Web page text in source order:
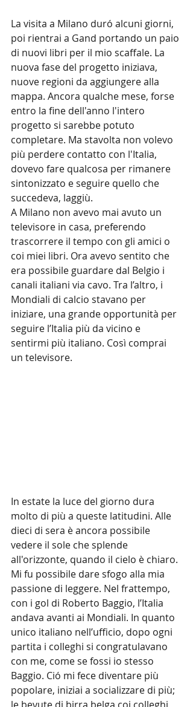
La visita a Milano duró alcuni giorni,
poi rientrai a Gand portando un paio
di nuovi libri per il mio scaffale. La
nuova fase del progetto iniziava,
nuove regioni da aggiungere alla
mappa. Ancora qualche mese, forse
entro la fine dell'anno l'intero
progetto si sarebbe potuto
completare. Ma stavolta non volevo
più perdere contatto con l'Italia,
dovevo fare qualcosa per rimanere
sintonizzato e seguire quello che
succedeva, laggiù.
A Milano non avevo mai avuto un
televisore in casa, preferendo
trascorrere il tempo con gli amici o
coi miei libri. Ora avevo sentito che
era possibile guardare dal Belgio i
canali italiani via cavo. Tra l’altro, i
Mondiali di calcio stavano per
iniziare, una grande opportunità per
seguire l’Italia più da vicino e
sentirmi più italiano. Così comprai
un televisore.
In estate la luce del giorno dura
molto di più a queste latitudini. Alle
dieci di sera è ancora possibile
vedere il sole che splende
all'orizzonte, quando il cielo è chiaro.
Mi fu possibile dare sfogo alla mia
passione di leggere. Nel frattempo,
con i gol di Roberto Baggio, l’Italia
andava avanti ai Mondiali. In quanto
unico italiano nell’ufficio, dopo ogni
partita i colleghi si congratulavano
con me, come se fossi io stesso
Baggio. Ció mi fece diventare più
popolare, iniziai a socializzare di più;